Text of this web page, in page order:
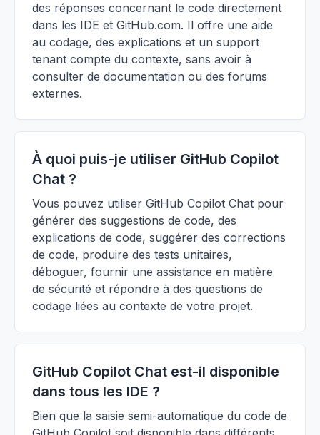
des réponses concernant le code directement
dans les IDE et GitHub.com. Il offre une aide
au codage, des explications et un support
tenant compte du contexte, sans avoir à
consulter de documentation ou des forums
externes.
À quoi puis-je utiliser GitHub Copilot
Chat ?
Vous pouvez utiliser GitHub Copilot Chat pour
générer des suggestions de code, des
explications de code, suggérer des corrections
de code, produire des tests unitaires,
déboguer, fournir une assistance en matière
de sécurité et répondre à des questions de
codage liées au contexte de votre projet.
GitHub Copilot Chat est-il disponible
dans tous les IDE ?
Bien que la saisie semi-automatique du code de